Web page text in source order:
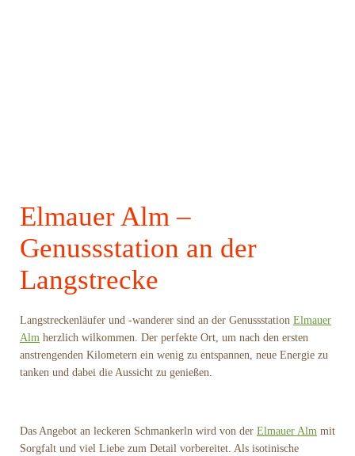
Elmauer Alm –
Genussstation an der
Langstrecke
Langstreckenläufer und -wanderer sind an der Genussstation Elmauer
Alm herzlich wilkommen. Der perfekte Ort, um nach den ersten
anstrengenden Kilometern ein wenig zu entspannen, neue Energie zu
tanken und dabei die Aussicht zu genießen.
Das Angebot an leckeren Schmankerln wird von der Elmauer Alm mit
Sorgfalt und viel Liebe zum Detail vorbereitet. Als isotinische